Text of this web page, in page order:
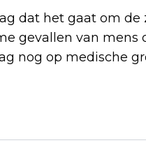
dat het gaat om
gevallen van
nog op medische
KOMST